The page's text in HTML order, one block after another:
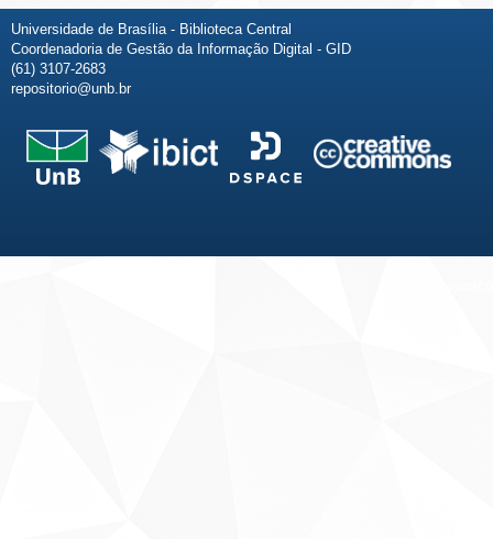
Universidade de Brasília - Biblioteca Central
Coordenadoria de Gestão da Informação Digital - GID
(61) 3107-2683
repositorio@unb.br